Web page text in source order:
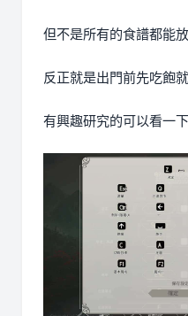
但不是所有的食譜都能
反正就是出門前先吃飽
有興趣研究的可以看一